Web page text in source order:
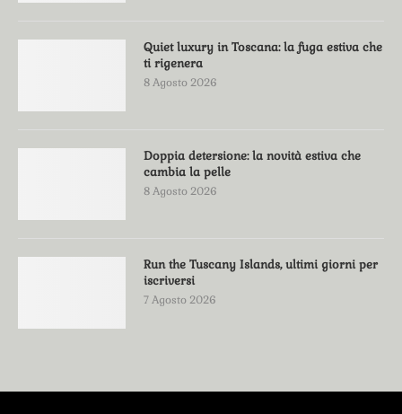
Quiet luxury in Toscana: la fuga estiva che
ti rigenera
8 Agosto 2026
Doppia detersione: la novità estiva che
cambia la pelle
8 Agosto 2026
Run the Tuscany Islands, ultimi giorni per
iscriversi
7 Agosto 2026